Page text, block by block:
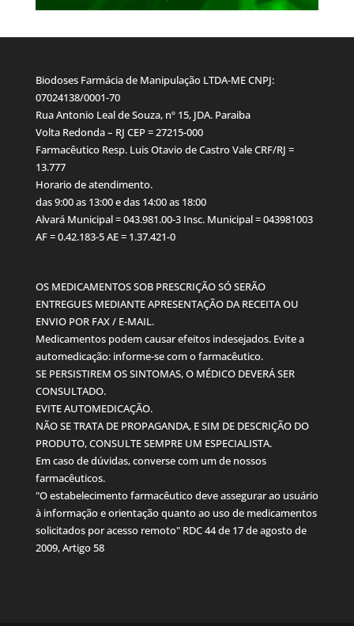
Biodoses Farmácia de Manipulação LTDA-ME CNPJ:
07024138/0001-70
Rua Antonio Leal de Souza, nº 15, JDA. Paraiba
Volta Redonda – RJ CEP = 27215-000
Farmacêutico Resp. Luis Otavio de Castro Vale CRF/RJ =
13.777
Horario de atendimento.
das 9:00 as 13:00 e das 14:00 as 18:00
Alvará Municipal = 043.981.00-3 Insc. Municipal = 043981003
AF = 0.42.183-5 AE = 1.37.421-0
OS MEDICAMENTOS SOB PRESCRIÇÃO SÓ SERÃO
ENTREGUES MEDIANTE APRESENTAÇÃO DA RECEITA OU
ENVIO POR FAX / E-MAIL.
Medicamentos podem causar efeitos indesejados. Evite a
automedicação: informe-se com o farmacêutico.
SE PERSISTIREM OS SINTOMAS, O MÉDICO DEVERÁ SER
CONSULTADO.
EVITE AUTOMEDICAÇÃO.
NÃO SE TRATA DE PROPAGANDA, E SIM DE DESCRIÇÃO DO
PRODUTO, CONSULTE SEMPRE UM ESPECIALISTA.
Em caso de dúvidas, converse com um de nossos
farmacêuticos.
"O estabelecimento farmacêutico deve assegurar ao usuário
à informação e orientação quanto ao uso de medicamentos
solicitados por acesso remoto" RDC 44 de 17 de agosto de
2009, Artigo 58